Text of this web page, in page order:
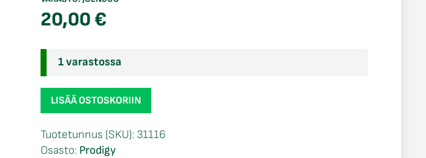
20,00€
1 varastossa
Prodigy
500
määrä
LISÄÄ OSTOSKORIIN
Tuotetunnus (SKU): 31116
Osasto: Prodigy